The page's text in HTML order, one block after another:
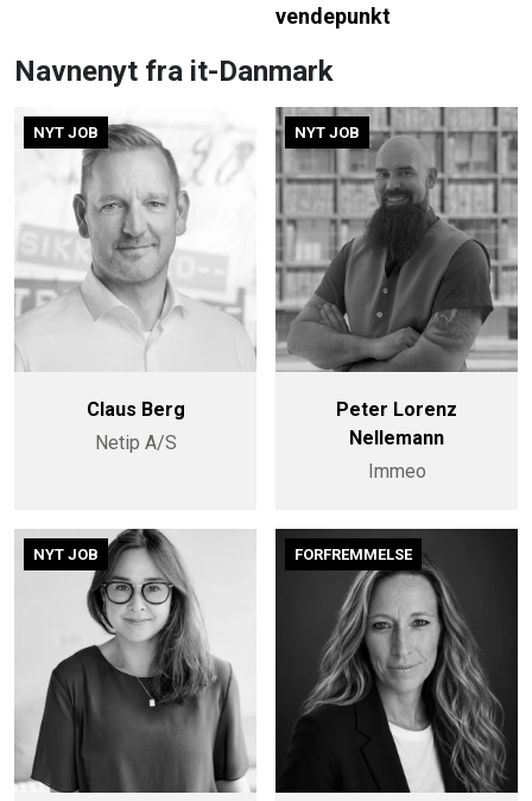
vendepunkt
Navnenyt fra it-Danmark
NYT JOB
Claus Berg
Netip A/S
NYT JOB
Peter Lorenz
Nellemann
Immeo
NYT JOB FORFREMMELSE